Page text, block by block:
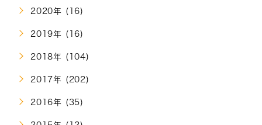
2020年 (16)
2019年 (16)
2018年 (104)
2017年 (202)
2016年 (35)